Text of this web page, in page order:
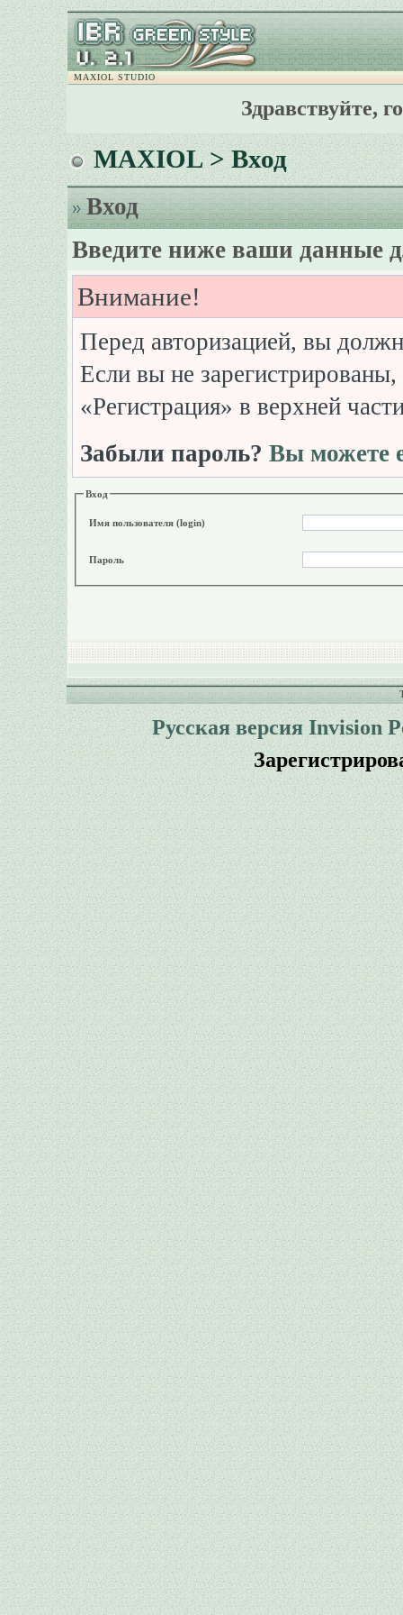
MAXIOL STUDIO
Здравствуйте,
MAXIOL> Вход
Вход
Введите ниже ваши данные
Внимание!
Перед авторизацией, вы
Если вы не
«Регистрация» в верхней
Забыли пароль? Вы можете
Вход
Имя пользователя (login)
Пароль
Русская версия Invision